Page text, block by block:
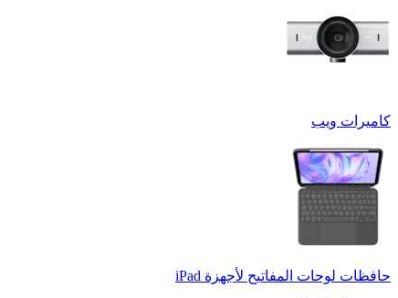
كاميرات ويب
حافظات لوحات المفاتيح لأجهزة ‏iPad